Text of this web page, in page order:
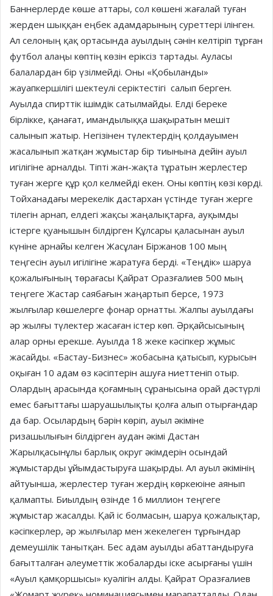
Баннерлерде көше аттары, сол көшені жағалай туған
жерден шыққан еңбек адамдарының суреттері ілінген.
Ал селоның қақ ортасында ауылдың сәнін келтіріп тұрған
футбол алаңы көптің көзін еріксіз тартады. Ауласы
балалардан бір үзілмейді. Оны «Қобыланды»
жауапкершілігі шектеулі серіктестігі салып берген.
Ауылда спирттік ішімдік сатылмайды. Елді береке
бірлікке, қанағат, имандылыққа шақыратын мешіт
салынып жатыр. Негізінен түлектердің қолдауымен
жасалынып жатқан жұмыстар бір тиынына дейін ауыл
игілігіне арналды. Тіпті жан-жақта тұратын жерлестер
туған жерге құр қол келмейді екен. Оны көптің көзі көрді.
Тойханадағы мерекелік дастархан үстінде туған жерге
тілегін арнап, елдегі жақсы жаңалықтарға, ауқымды
істерге қуанышын білдірген Құлсары қаласынан ауыл
күніне арнайы келген Жасұлан Біржанов 100 мың
теңгесін ауыл игілігіне жаратуға берді. «Теңдік» шаруа
қожалығының төрағасы Қайрат Оразғалиев 500 мың
теңгеге Жастар саябағын жаңартып берсе, 1973
жылғылар көшелерге фонар орнатты. Жалпы ауылдағы
әр жылғы түлектер жасаған істер көп. Әрқайсысының
алар орны ерекше. Ауылда 18 жеке кәсіпкер жұмыс
жасайды. «Бастау-Бизнес» жобасына қатысып, курысын
оқыған 10 адам өз кәсіптерін ашуға ниеттеніп отыр.
Олардың арасында қоғамның сұранысына орай дәстүрлі
емес бағыттағы шаруашылықты қолға алып отырғандар
да бар. Осылардың бәрін көріп, ауыл әкіміне
ризашылығын білдірген аудан әкімі Дастан
Жарылқасынұлы барлық округ әкімдерін осындай
жұмыстарды ұйымдастыруға шақырды. Ал ауыл әкімінің
айтуынша, жерлестер туған жердің көркеюіне аянып
қалмапты. Биылдың өзінде 16 миллион теңгеге
жұмыстар жасалды. Қай іс болмасын, шаруа қожалықтар,
кәсіпкерлер, әр жылғылар мен жекелеген тұрғындар
демеушілік танытқан. Бес адам ауылды абаттандыруға
бағытталған әлеуметтік жобаларды іске асырғаны үшін
«Ауыл қамқоршысы» куәлігін алды. Қайрат Оразғалиев